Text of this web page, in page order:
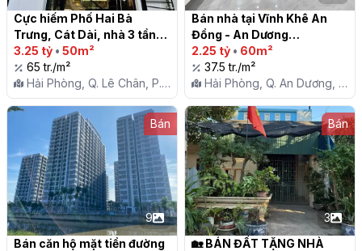
Cực hiếm Phố Hai Bà
Trưng, Cát Dài, nhà 3 tầng
mới hoàn thiện, thiết kế tân
cổ điển
3.25 tỷ • 50m²
65 tr./m²
Hải Phòng, Q. Lê Chân, P.
An Biên
Bán nhà tại Vĩnh Khê An
Đồng - An Dương
2.25 tỷ • 60m²
37.5 tr./m²
Hải Phòng, Q. An Dương, P.
An Đồng
Bán
9
Bán căn hộ mặt tiền đường
Bán
3
🏡 BÁN ĐẤT TẶNG NHÀ